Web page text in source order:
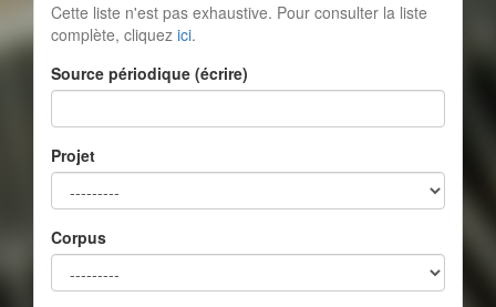
Cette liste n'est pas exhaustive. Pour consulter la liste
complète, cliquez ici.
Source périodique (écrire)
Projet
Corpus